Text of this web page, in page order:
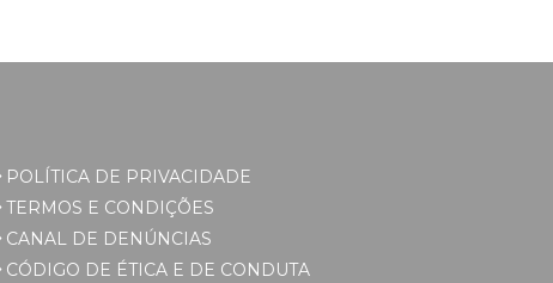
POLÍTICA DE PRIVACIDADE
TERMOS E CONDIÇÕES
CANAL DE DENÚNCIAS
CÓDIGO DE ÉTICA E DE CONDUTA